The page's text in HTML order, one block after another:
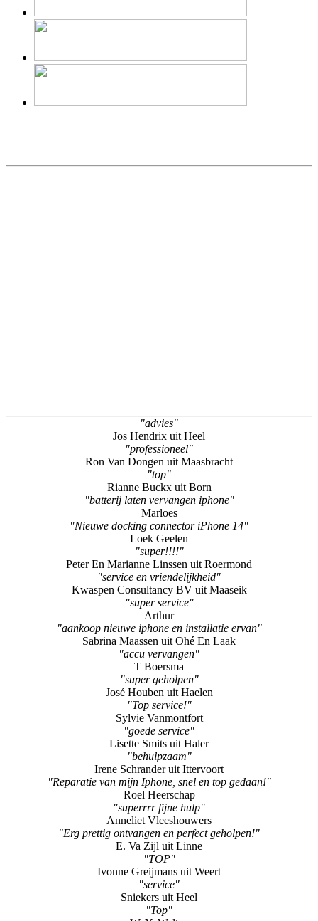
"advies"
Jos Hendrix uit Heel
"professioneel"
Ron Van Dongen uit Maasbracht
"top"
Rianne Buckx uit Born
"batterij laten vervangen iphone"
Marloes
"Nieuwe docking connector iPhone 14"
Loek Geelen
"super!!!!"
Peter En Marianne Linssen uit Roermond
"service en vriendelijkheid"
Kwaspen Consultancy BV uit Maaseik
"super service"
Arthur
"aankoop nieuwe iphone en installatie ervan"
Sabrina Maassen uit Ohé En Laak
"accu vervangen"
T Boersma
"super geholpen"
José Houben uit Haelen
"Top service!"
Sylvie Vanmontfort
"goede service"
Lisette Smits uit Haler
"behulpzaam"
Irene Schrander uit Ittervoort
"Reparatie van mijn Iphone, snel en top gedaan!"
Roel Heerschap
"superrrr fijne hulp"
Anneliet Vleeshouwers
"Erg prettig ontvangen en perfect geholpen!"
E. Va Zijl uit Linne
"TOP"
Ivonne Greijmans uit Weert
"service"
Sniekers uit Heel
"Top"